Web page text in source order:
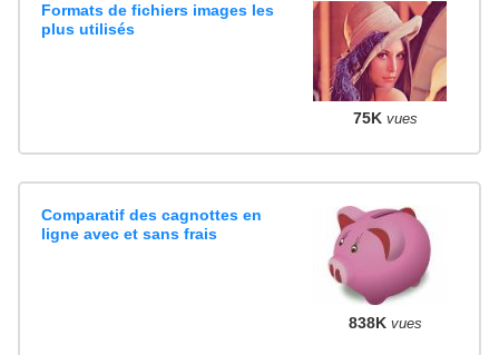
Formats de fichiers images les
plus utilisés
75K vues
Comparatif des cagnottes en
ligne avec et sans frais
838K vues